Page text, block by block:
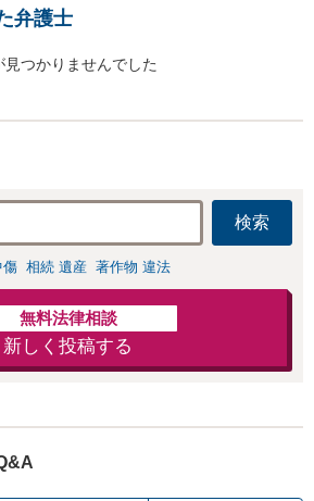
弁護士
つかりませんでした
検索
傷 相続 遺産 著作物 違法
無料法律相談
新しく投稿する